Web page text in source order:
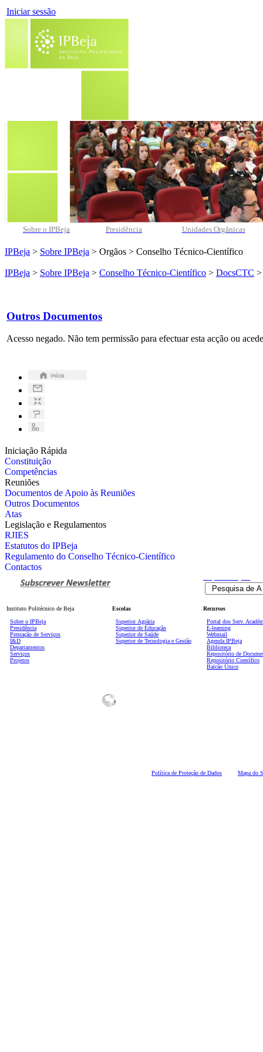
Iniciar sessão
Sobre o IPBeja Presidência Unidades Orgânicas
IPBeja > Sobre IPBeja > Orgãos > Conselho Técnico-Científico
IPBeja > Sobre IPBeja > Conselho Técnico-Científico > DocsCTC
Outros Documentos
Acesso negado. Não tem permissão para efectuar esta acção ou
Iniciação Rápida
Constituição
Competências
Reuniões
Documentos de Apoio às Reuniões
Outros Documentos
Atas
Legislação e Regulamentos
RJIES
Estatutos do IPBeja
Regulamento do Conselho Técnico-Científico
Contactos
Instituto Politécnico de Beja
Sobre o IPBeja
Presidência
Prestação de Serviços
I&D
Departamentos
Serviços
Projetos
Escolas
Superior Agrária
Superior de Educação
Superior de Saúde
Superior de Tecnologia e Gestão
Recursos
Portal dos Serv.
E-learning
Webmail
Agenda IPBeja
Biblioteca
Repositório de
Repositório Científico
Balcão Único
Política de Proteção de Dados Mapa do